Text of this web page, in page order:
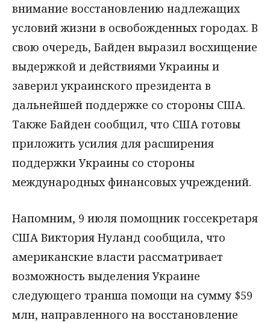
внимание восстановлению надлежащих
условий жизни в освобожденных городах. В
свою очередь, Байден выразил восхищение
выдержкой и действиями Украины и
заверил украинского президента в
дальнейшей поддержке со стороны США.
Также Байден сообщил, что США готовы
приложить усилия для расширения
поддержки Украины со стороны
международных финансовых учреждений.
Напомним, 9 июля помощник госсекретаря
США Виктория Нуланд сообщила, что
американские власти рассматривает
возможность выделения Украине
следующего транша помощи на сумму $59
млн, направленного на восстановление